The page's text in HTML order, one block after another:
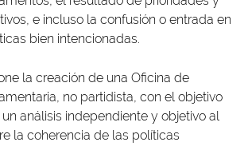
e incluso la confusión o entrada en
bien intencionadas.
la creación de una Oficina de
no partidista, con el objetivo
análisis independiente y objetivo al
la coherencia de las políticas